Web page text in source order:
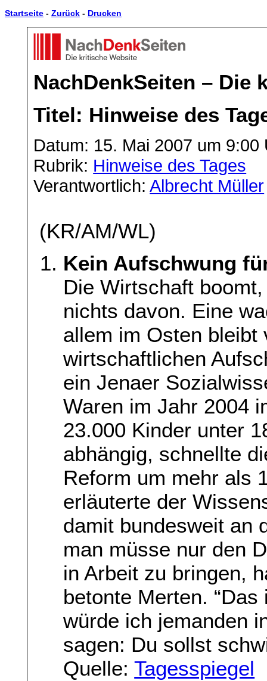
Startseite - Zurück - Drucken
NachDenkSeiten – Die
Titel: Hinweise des
Datum: 15. Mai 2007 um 9:00
Rubrik: Hinweise des Tages
Verantwortlich:Albrecht Müller
(KR/AM/WL)
Kein Aufschwung
Die Wirtschaft
nichts davon. Eine
allem im Osten bleibt
wirtschaftlichen
ein Jenaer
Waren im Jahr 2004
23.000 Kinder unter
abhängig, schnellte
Reform um mehr als
erläuterte der
damit bundesweit an
man müsse nur den
in Arbeit zu bringen,
betonte Merten.
würde ich jemanden
sagen: Du sollst
Quelle:Tagesspiegel